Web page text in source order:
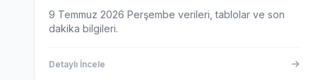
9 Temmuz 2026 Perşembe verileri, tablolar ve son
dakika bilgileri.
Detaylı İncele